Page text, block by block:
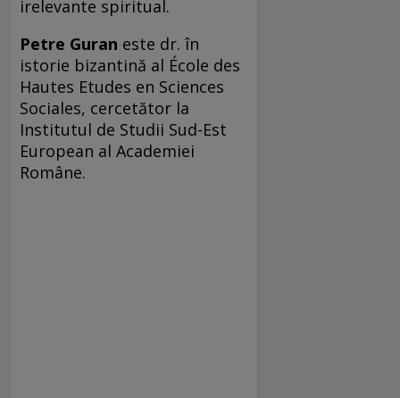
irelevante spiritual.
Petre Guran este dr. în
istorie bizantină al École des
Hautes Etudes en Sciences
Sociales, cercetător la
Institutul de Studii Sud-Est
European al Academiei
Române.